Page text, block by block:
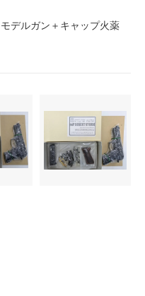
デルガン＋キャップ火薬